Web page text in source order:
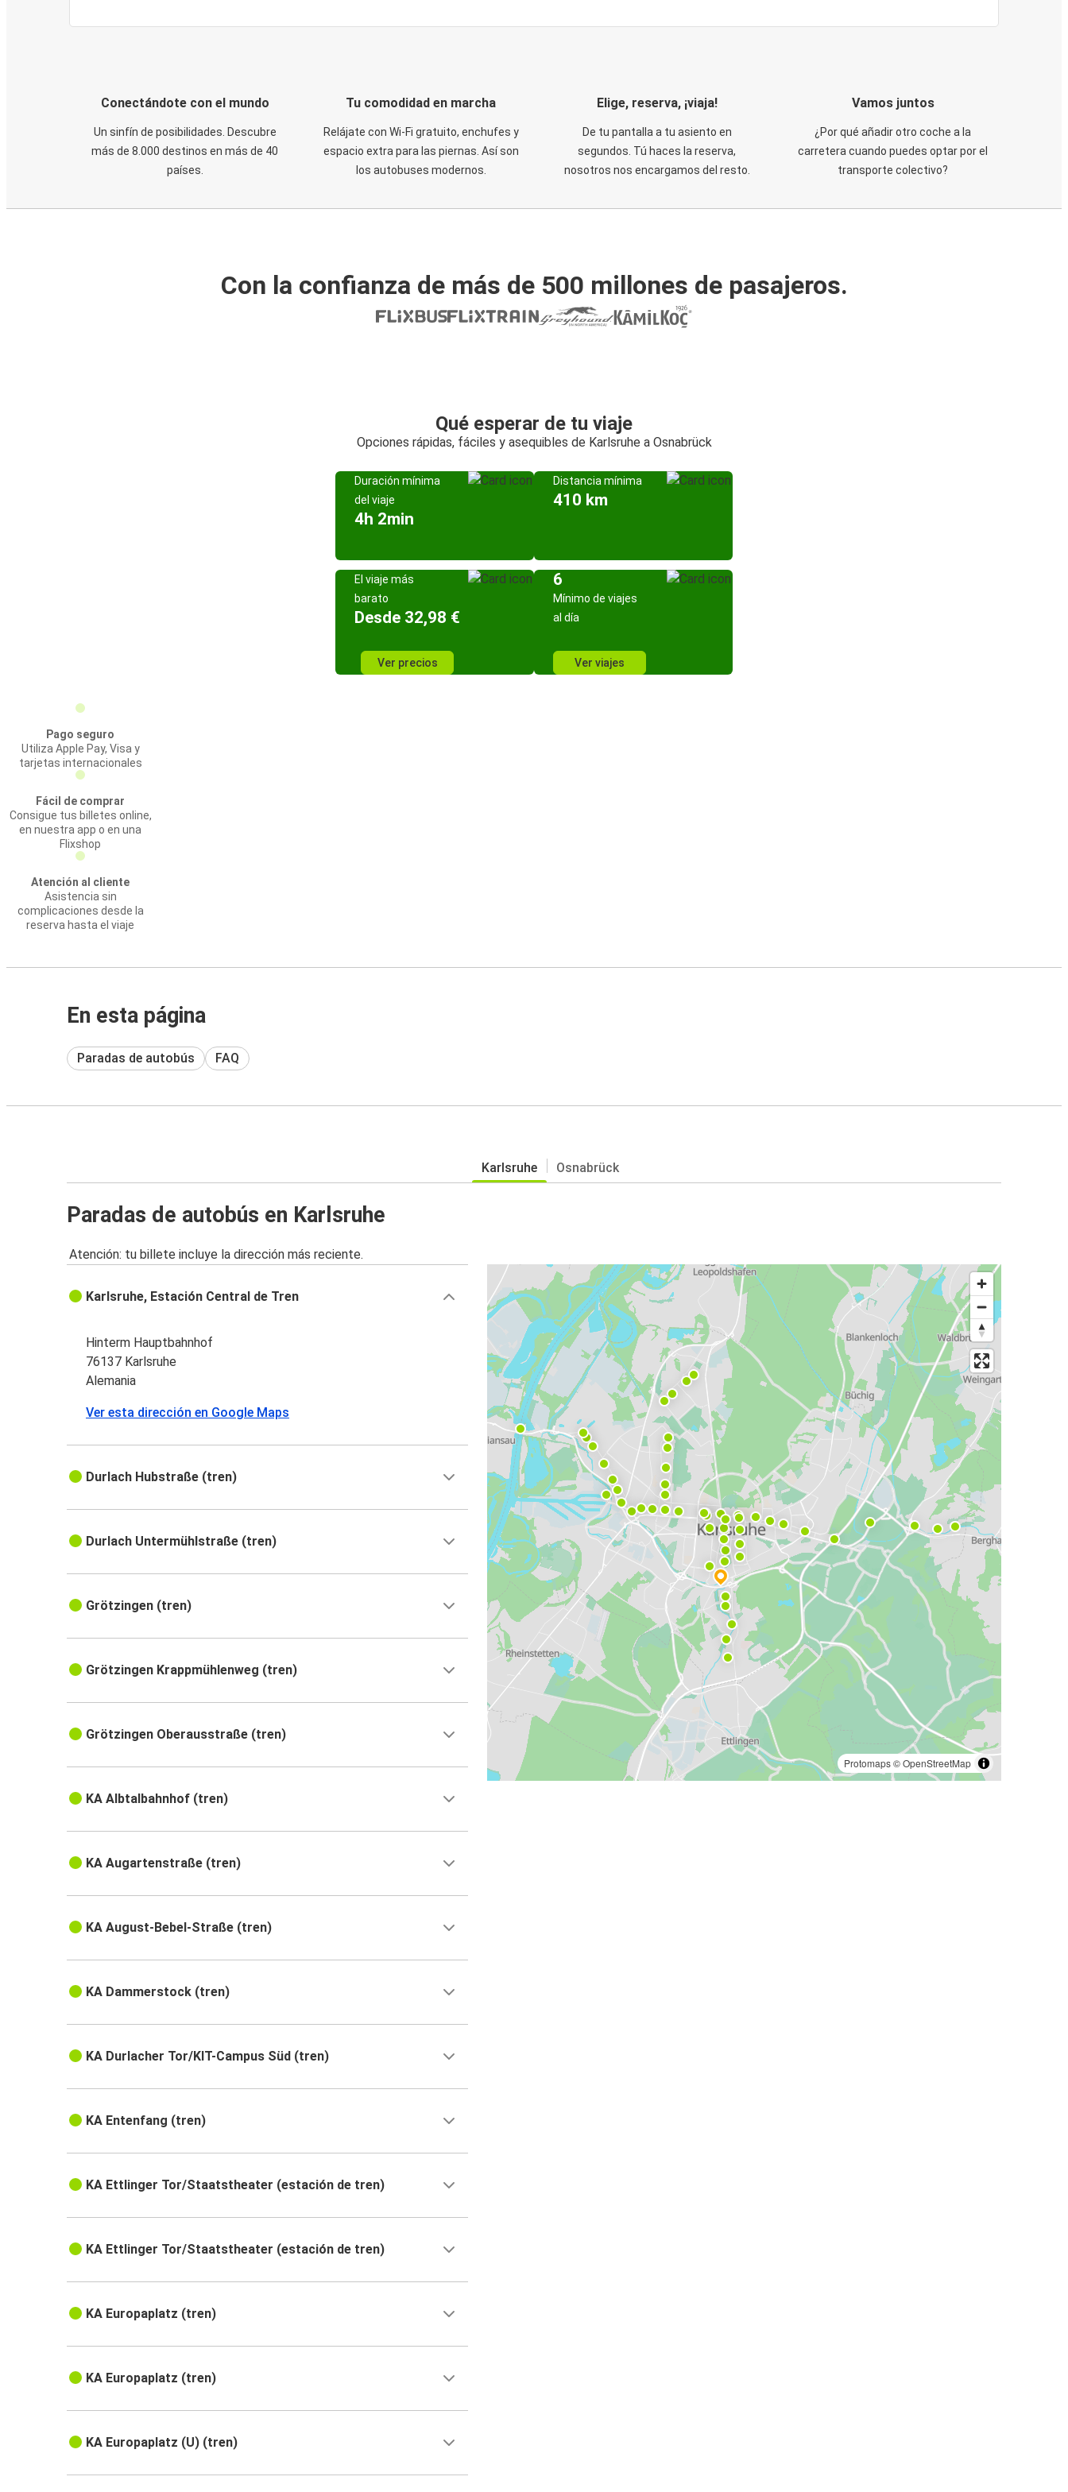
Conectándote con el mundo
Un sinfín de posibilidades. Descubre
más de 8.000 destinos en más de 40
países.
Tu comodidad en marcha
Relájate con Wi-Fi gratuito, enchufes y
espacio extra para las piernas. Así son
los autobuses modernos.
Elige, reserva, ¡viaja!
De tu pantalla a tu asiento en
segundos. Tú haces la reserva,
nosotros nos encargamos del resto.
Vamos juntos
¿Por qué añadir otro coche a la
carretera cuando puedes optar por el
transporte colectivo?
Con la confianza de más de 500 millones de pasajeros.
Qué esperar de tu viaje
Opciones rápidas, fáciles y asequibles de Karlsruhe a Osnabrück
Duración mínima
del viaje
4h 2min
Distancia mínima
410 km
El viaje más
barato
Desde 32,98 €
Ver precios
6
Mínimo de viajes
al día
Ver viajes
Pago seguro
Utiliza Apple Pay, Visa y
tarjetas internacionales
Fácil de comprar
Consigue tus billetes online,
en nuestra app o en una
Flixshop
Atención al cliente
Asistencia sin
complicaciones desde la
reserva hasta el viaje
En esta página
Paradas de autobús FAQ
Karlsruhe Osnabrück
Paradas de autobús en Karlsruhe
Atención: tu billete incluye la dirección más reciente.
Protomaps©OpenStreetMap
Karlsruhe, Estación Central de Tren
Hinterm Hauptbahnhof
76137 Karlsruhe
Alemania
Ver esta dirección en Google Maps
Durlach Hubstraße (tren)
Durlach Untermühlstraße (tren)
Grötzingen (tren)
Grötzingen Krappmühlenweg (tren)
Grötzingen Oberausstraße (tren)
KA Albtalbahnhof (tren)
KA Augartenstraße (tren)
KA August-Bebel-Straße (tren)
KA Dammerstock (tren)
KA Durlacher Tor/KIT-Campus Süd (tren)
KA Entenfang (tren)
KA Ettlinger Tor/Staatstheater (estación de tren)
KA Ettlinger Tor/Staatstheater (estación de tren)
KA Europaplatz (tren)
KA Europaplatz (tren)
KA Europaplatz (U) (tren)